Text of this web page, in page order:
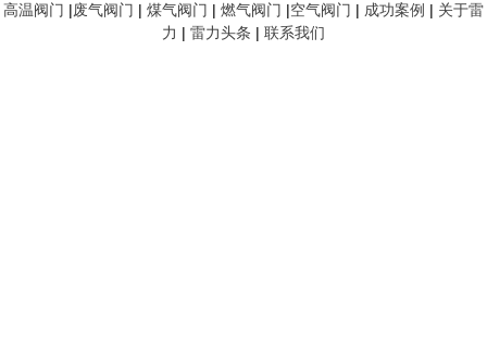
高温阀门 |废气阀门 | 煤气阀门 | 燃气阀门 |空气阀门 | 成功案例 | 关于雷
力 | 雷力头条 | 联系我们